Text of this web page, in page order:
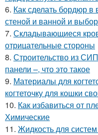
6. Как сделать бордюр
стеной и ванной и
7. Складывающиеся
отрицательные стороны
8. Строительство из
панели –, что это такое
9. Материалы для
когтеточку для кошки
10. Как избавиться от
Химические
11. Жидкость для